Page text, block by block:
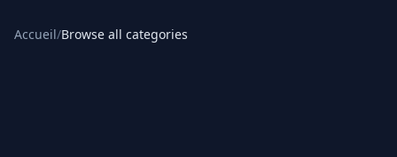
Accueil/Browse all categories